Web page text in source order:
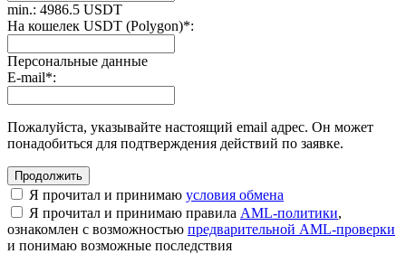
min.: 4986.5 USDT
На кошелек USDT (Polygon)*:
Персональные данные
E-mail*:
Пожалуйста, указывайте настоящий email адрес. Он может
понадобиться для подтверждения действий по заявке.
Я прочитал и принимаю условия обмена
Я прочитал и принимаю правила AML-политики,
ознакомлен с возможностью предварительной AML-проверки
и понимаю возможные последствия